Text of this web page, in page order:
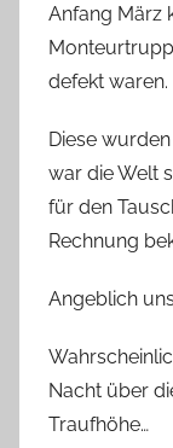
Anfang März
defekt waren.
Diese
war die Welt
für den
Rechnung
Angeblich
Nacht über
Traufhöhe…